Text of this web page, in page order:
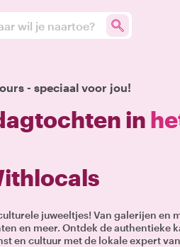
wil je naartoe?
- speciaal voor jou!
in
juweeltjes! Van galerijen en
en meer. Ontdek de authentieke
en cultuur met de lokale expert